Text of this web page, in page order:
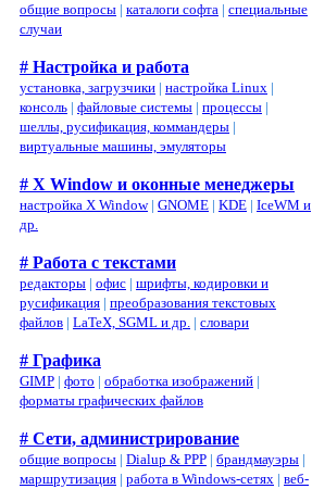
общие вопросы | каталоги софта | специальные
случаи
# Настройка и работа
установка, загрузчики | настройка Linux |
консоль | файловые системы | процессы |
шеллы, русификация, коммандеры |
виртуальные машины, эмуляторы
# X Window и оконные менеджеры
настройка X Window| GNOME | KDE | IceWM и
др.
# Работа с текстами
редакторы | офис | шрифты, кодировки и
русификация | преобразования текстовых
файлов | LaTeX, SGML и др. | словари
# Графика
GIMP | фото | обработка изображений |
форматы графических файлов
# Сети, администрирование
общие вопросы | Dialup & PPP | брандмауэры |
маршрутизация | работа в Windows-сетях | веб-